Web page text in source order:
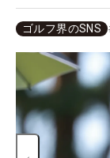
ゴルフ界のSNS